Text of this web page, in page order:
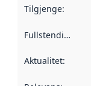
Tilgjenge:
Fullstendigheit
Aktualitet: